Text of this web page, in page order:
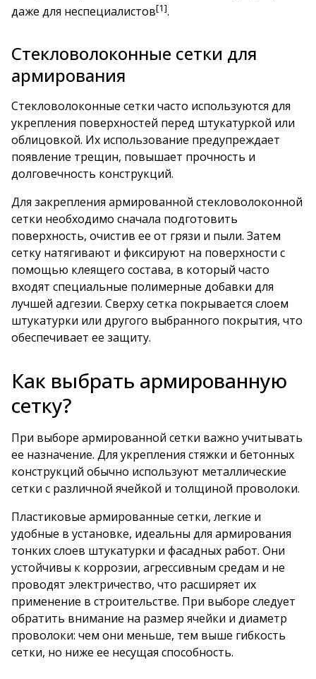
даже для неспециалистов[1].
Стекловолоконные сетки для
армирования
Стекловолоконные сетки часто используются для
укрепления поверхностей перед штукатуркой или
облицовкой. Их использование предупреждает
появление трещин, повышает прочность и
долговечность конструкций.
Для закрепления армированной стекловолоконной
сетки необходимо сначала подготовить
поверхность, очистив ее от грязи и пыли. Затем
сетку натягивают и фиксируют на поверхности с
помощью клеящего состава, в который часто
входят специальные полимерные добавки для
лучшей адгезии. Сверху сетка покрывается слоем
штукатурки или другого выбранного покрытия, что
обеспечивает ее защиту.
Как выбрать армированную
сетку?
При выборе армированной сетки важно учитывать
ее назначение. Для укрепления стяжки и бетонных
конструкций обычно используют металлические
сетки с различной ячейкой и толщиной проволоки.
Пластиковые армированные сетки, легкие и
удобные в установке, идеальны для армирования
тонких слоев штукатурки и фасадных работ. Они
устойчивы к коррозии, агрессивным средам и не
проводят электричество, что расширяет их
применение в строительстве. При выборе следует
обратить внимание на размер ячейки и диаметр
проволоки: чем они меньше, тем выше гибкость
сетки, но ниже ее несущая способность.